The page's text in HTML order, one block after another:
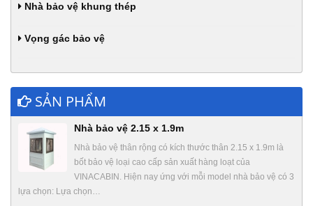
Nhà bảo vệ khung thép
Vọng gác bảo vệ
SẢN PHẨM
Nhà bảo vệ 2.15 x 1.9m
Nhà bảo vệ thân rộng có kích thước thân 2.15 x 1.9m là
bốt bảo vệ loại cao cấp sản xuất hàng loạt của
VINACABIN. Hiện nay ứng với mỗi model nhà bảo vệ có 3
lựa chọn: Lựa chọn…